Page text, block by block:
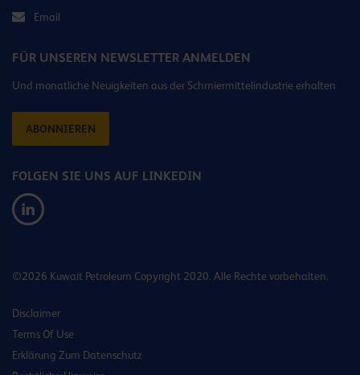
Email
FÜR UNSEREN NEWSLETTER ANMELDEN
Und monatliche Neuigkeiten aus der Schmiermittelindustrie erhalten
ABONNIEREN
FOLGEN SIE UNS AUF LINKEDIN
©2026 Kuwait Petroleum Copyright 2020. Alle Rechte vorbehalten.
Disclaimer
Terms Of Use
Erklärung Zum Datenschutz